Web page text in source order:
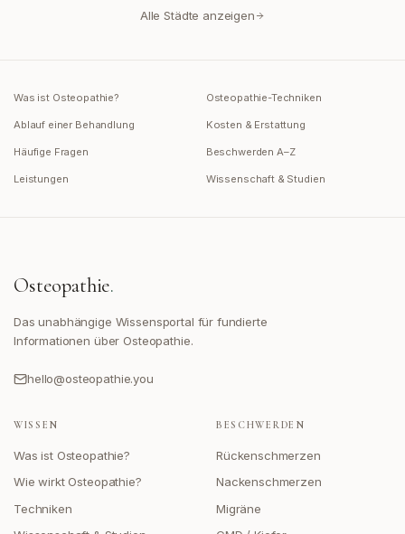
Alle Städte anzeigen
Was ist Osteopathie? Osteopathie-Techniken
Ablauf einer Behandlung Kosten & Erstattung
Häufige Fragen Beschwerden A–Z
Leistungen Wissenschaft & Studien
Osteopathie.
Das unabhängige Wissensportal für fundierte
Informationen über Osteopathie.
hello@osteopathie.you
WISSEN
Was ist Osteopathie?
Wie wirkt Osteopathie?
Techniken
BESCHWERDEN
Rückenschmerzen
Nackenschmerzen
Migräne